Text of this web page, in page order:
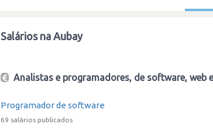
Salários na Aubay
Analistas e programadores, de software, web
Programador de software
69 salários publicados